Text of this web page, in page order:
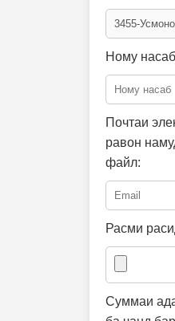
Ному
Почтаи
равон
файл:
Расми
Суммаи